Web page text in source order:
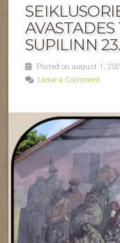
SUPILINN
Posted on august 1,
Leave a Comment